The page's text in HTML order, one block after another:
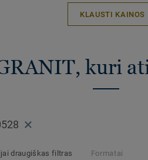
KLAUSTI KAINOS
kuri
draugiškas filtras
Formatai